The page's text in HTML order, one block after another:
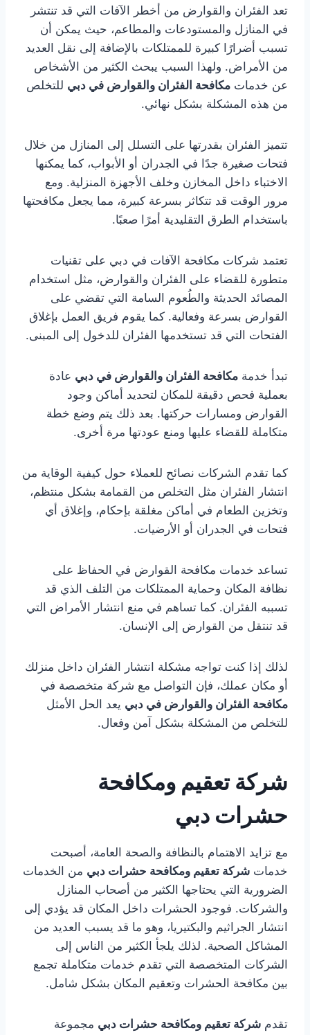
تعد الفئران والقوارض من أخطر الآفات التي قد تنتشر
في المنازل والمستودعات والمطاعم، حيث يمكن أن
تسبب أضرارًا كبيرة للممتلكات بالإضافة إلى نقل العديد
من الأمراض. ولهذا السبب يبحث الكثير من الأشخاص
عن خدمات مكافحة الفئران والقوارض في دبي للتخلص
من هذه المشكلة بشكل نهائي.
تتميز الفئران بقدرتها على التسلل إلى المنازل من خلال
فتحات صغيرة جدًا في الجدران أو الأبواب، كما يمكنها
الاختباء داخل المخازن وخلف الأجهزة المنزلية. ومع
مرور الوقت قد تتكاثر بسرعة كبيرة، مما يجعل مكافحتها
باستخدام الطرق التقليدية أمرًا صعبًا.
تعتمد شركات مكافحة الآفات في دبي على تقنيات
متطورة للقضاء على الفئران والقوارض، مثل استخدام
المصائد الحديثة والطُعوم السامة التي تقضي على
القوارض بسرعة وفعالية. كما يقوم فريق العمل بإغلاق
الفتحات التي قد تستخدمها الفئران للدخول إلى المبنى.
تبدأ خدمة مكافحة الفئران والقوارض في دبي عادة
بعملية فحص دقيقة للمكان لتحديد أماكن وجود
القوارض ومسارات حركتها. بعد ذلك يتم وضع خطة
متكاملة للقضاء عليها ومنع عودتها مرة أخرى.
كما تقدم الشركات نصائح للعملاء حول كيفية الوقاية من
انتشار الفئران مثل التخلص من القمامة بشكل منتظم،
وتخزين الطعام في أماكن مغلقة بإحكام، وإغلاق أي
فتحات في الجدران أو الأرضيات.
تساعد خدمات مكافحة القوارض في الحفاظ على
نظافة المكان وحماية الممتلكات من التلف الذي قد
تسببه الفئران. كما تساهم في منع انتشار الأمراض التي
قد تنتقل من القوارض إلى الإنسان.
لذلك إذا كنت تواجه مشكلة انتشار الفئران داخل منزلك
أو مكان عملك، فإن التواصل مع شركة متخصصة في
مكافحة الفئران والقوارض في دبي يعد الحل الأمثل
للتخلص من المشكلة بشكل آمن وفعال.
شركة تعقيم ومكافحة
حشرات دبي
مع تزايد الاهتمام بالنظافة والصحة العامة، أصبحت
خدمات شركة تعقيم ومكافحة حشرات دبي من الخدمات
الضرورية التي يحتاجها الكثير من أصحاب المنازل
والشركات. فوجود الحشرات داخل المكان قد يؤدي إلى
انتشار الجراثيم والبكتيريا، وهو ما قد يسبب العديد من
المشاكل الصحية. لذلك يلجأ الكثير من الناس إلى
الشركات المتخصصة التي تقدم خدمات متكاملة تجمع
بين مكافحة الحشرات وتعقيم المكان بشكل شامل.
تقدم شركة تعقيم ومكافحة حشرات دبي مجموعة